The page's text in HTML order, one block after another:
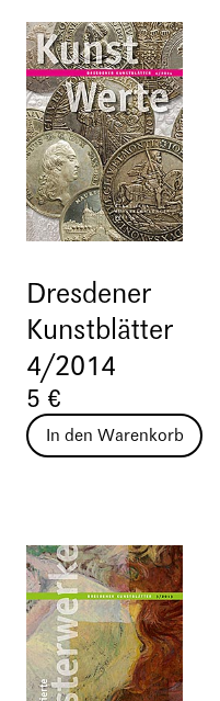
Dresdener
Kunstblätter
4/2014
5 €
In den Warenkorb